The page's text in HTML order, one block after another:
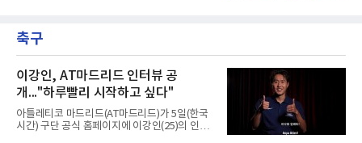
오차나 하체 활용의 불균형은 수백, 수천 번의
교정 훈련과 실전 피드
런, 32타점으로 무난한 편이었다. 다만 7월 한 달
타율이 0.190까지 떨어지는 등 최근 방망이가 급
츠버그 파이리츠와 계약한 뒤 4년 만인 2022년
빅리그에 올라 역대 26번째 한국인 메이저리거
로 이름을 올렸다. 이듬해에는 111경기에 나서
타율 0.231, 2홈런, 32타점을 남기며 전성기를
보냈다.흐름은 2024시즌부터 꺾였다. 대부분을
마이너에서 보냈고 지난해
축구
이강인, AT마드리드 인터뷰 공
개..."하루빨리 시작하고 싶다"
아틀레티코 마드리드(AT마드리드)가 5일(한국
시간) 구단 공식 홈페이지에 이강인(25)의 인터